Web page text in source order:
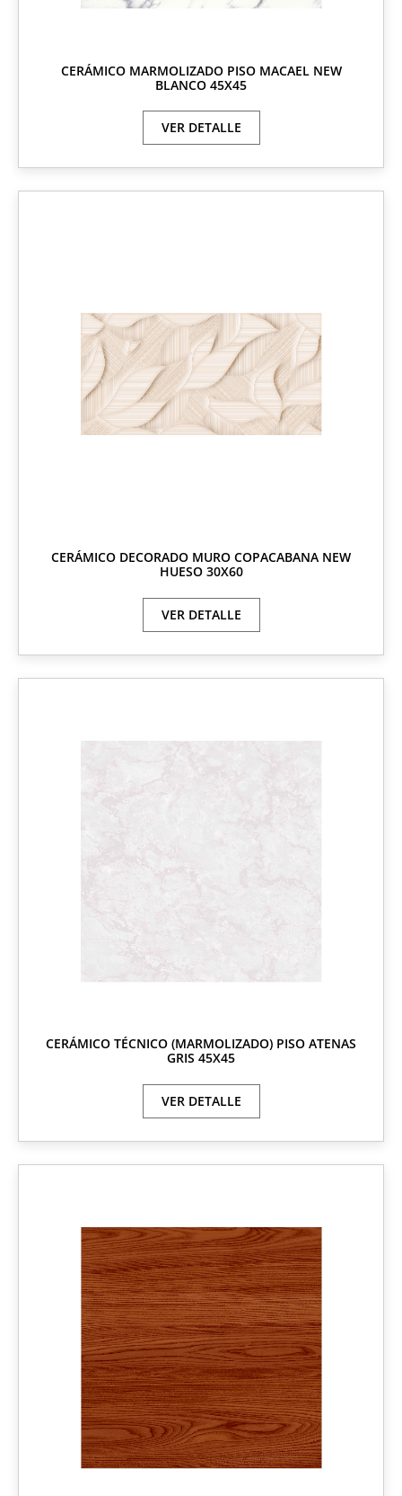
CERÁMICO MARMOLIZADO PISO MACAEL NEW
BLANCO 45X45
VER DETALLE
CERÁMICO DECORADO MURO COPACABANA NEW
HUESO 30X60
VER DETALLE
CERÁMICO TÉCNICO (MARMOLIZADO) PISO ATENAS
GRIS 45X45
VER DETALLE